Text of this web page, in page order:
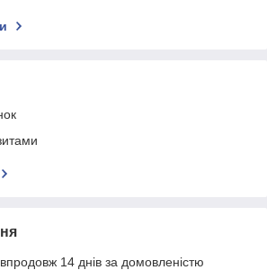
14 днів за домовленістю